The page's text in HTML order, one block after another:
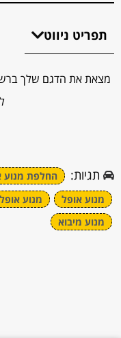
תפריט ניווט
מצאת את הדגם שלך
תגיות: החלפת מנוע
מנוע אופל
מנוע
מנוע מיבוא